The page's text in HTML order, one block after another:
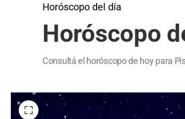
Horóscopo del día
Horóscopo
Consultá el horóscopo de hoy para